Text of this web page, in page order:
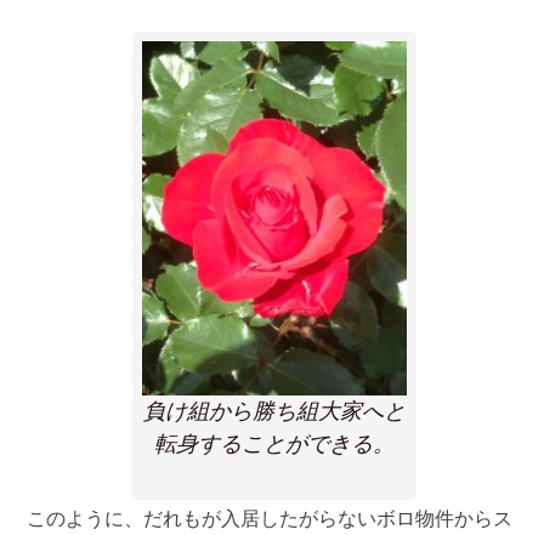
負け組から勝ち組大家へと
転身することができる。
このように、だれもが入居したがらないボロ物件からス